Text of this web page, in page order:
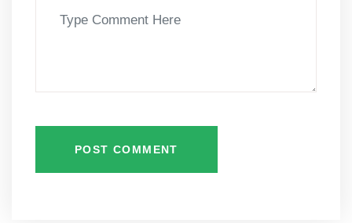
POST COMMENT